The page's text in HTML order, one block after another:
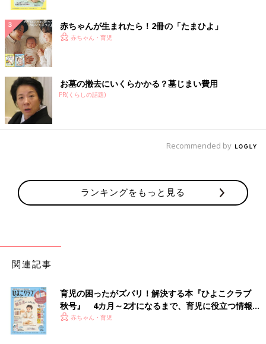
赤ちゃんが生まれたら！2冊の「たまひよ」
赤ちゃん・育児
お墓の撤去にいくらかかる？墓じまい費用
PR(くらしの話題)
Recommended by
ランキングをもっと見る
関連記事
育児の困ったがズバリ！解決する本『ひよこクラブ
秋号』 4カ月～2才になるまで、育児に役立つ情報が
いっぱい！
赤ちゃん・育児